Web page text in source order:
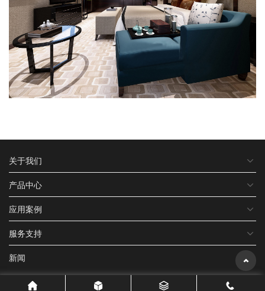
关于我们
产品中心
应用案例
服务支持
新闻